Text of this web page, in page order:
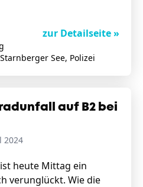
zur Detailseite »
See, Polizei
auf B2 bei
2024
heute Mittag ein
verunglückt. Wie die